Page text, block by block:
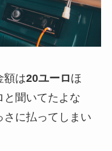
額は20ユーロほ
と聞いてたよな
さに払ってしまい